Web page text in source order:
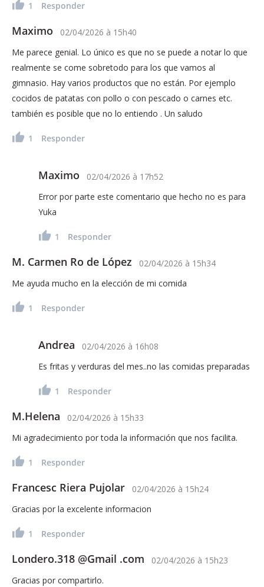
1 Responder
Maximo 02/04/2026 à 15h40
Me parece genial. Lo único es que no se puede a notar lo que
realmente se come sobretodo para los que vamos al
gimnasio. Hay varios productos que no están. Por ejemplo
cocidos de patatas con pollo o con pescado o carnes etc.
también es posible que no lo entiendo . Un saludo
1 Responder
Maximo 02/04/2026 à 17h52
Error por parte este comentario que hecho no es para
Yuka
1 Responder
M. Carmen Ro de López 02/04/2026 à 15h34
Me ayuda mucho en la elección de mi comida
1 Responder
Andrea 02/04/2026 à 16h08
Es fritas y verduras del mes..no las comidas preparadas
1 Responder
M.Helena 02/04/2026 à 15h33
Mi agradecimiento por toda la información que nos facilita.
1 Responder
Francesc Riera Pujolar 02/04/2026 à 15h24
Gracias por la excelente informacion
1 Responder
Londero.318 @Gmail .com 02/04/2026 à 15h23
Gracias por compartirlo.